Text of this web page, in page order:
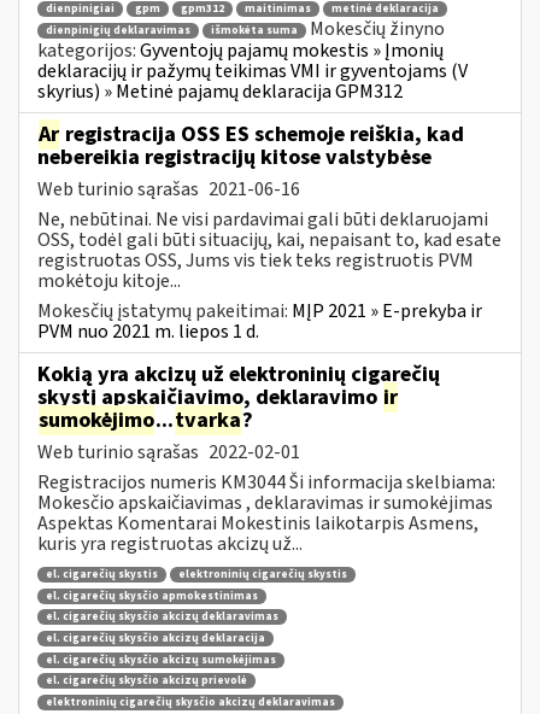
dienpinigiai gpm gpm312 maitinimas
metinė deklaracija
dienpinigių deklaravimas
išmokėta suma
Mokesčių žinyno
kategorijos:Gyventojų pajamų mokestis » Įmonių
deklaracijų ir pažymų teikimas VMI ir gyventojams (V
skyrius) » Metinė pajamų deklaracija GPM312
Ar registracija OSS ES schemoje reiškia, kad
nebereikia registracijų kitose valstybėse
Web turinio sąrašas 2021-06-16
Ne, nebūtinai. Ne visi pardavimai gali būti deklaruojami
OSS, todėl gali būti situacijų, kai, nepaisant to, kad esate
registruotas OSS, Jums vis tiek teks registruotis PVM
mokėtoju kitoje...
Mokesčių įstatymų pakeitimai: MĮP 2021 » E-prekyba ir
PVM nuo 2021 m. liepos 1 d.
Kokią yra akcizų už elektroninių cigarečių
skystį apskaičiavimo, deklaravimo ir
sumokėjimo...tvarka?
Web turinio sąrašas 2022-02-01
Registracijos numeris KM3044 Ši informacija skelbiama:
Mokesčio apskaičiavimas , deklaravimas ir sumokėjimas
Aspektas Komentarai Mokestinis laikotarpis Asmens,
kuris yra registruotas akcizų už...
el. cigarečių skystis
elektroninių cigarečių skystis
el. cigarečių skysčio apmokestinimas
el. cigarečių skysčio akcizų deklaravimas
el. cigarečių skysčio akcizų deklaracija
el. cigarečių skysčio akcizų sumokėjimas
el. cigarečių skysčio akcizų prievolė
elektroninių cigarečių skysčio akcizų deklaravimas